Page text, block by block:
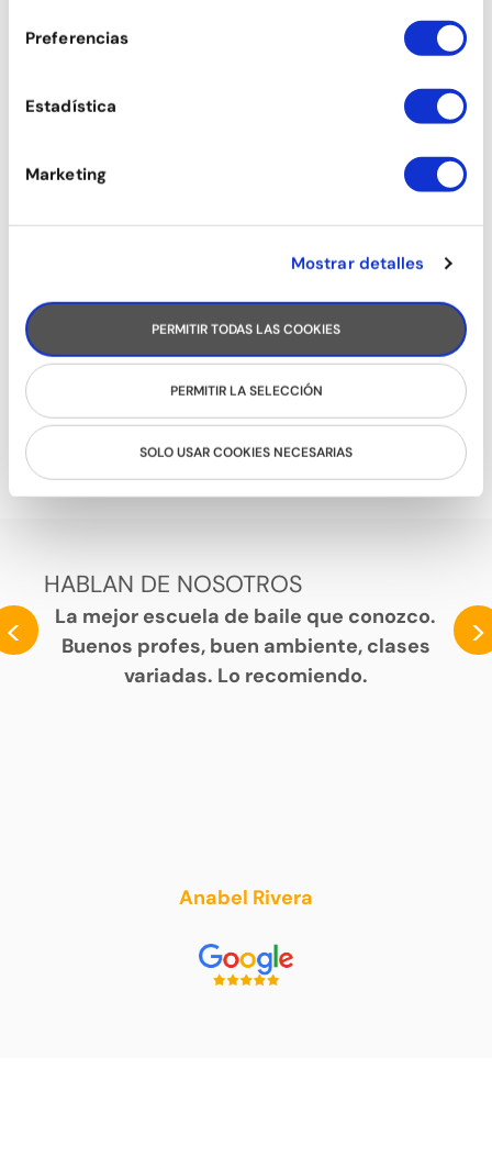
Preferencias
Estadística
Marketing
Mostrar detalles
PERMITIR TODAS LAS COOKIES
PERMITIR LA SELECCIÓN
SOLO USAR COOKIES NECESARIAS
SON
HABLAN DE NOSOTROS
<
La mejor escuela de baile que conozco.
Buenos profes, buen ambiente, clases
variadas. Lo recomiendo.
Anabel Rivera
>